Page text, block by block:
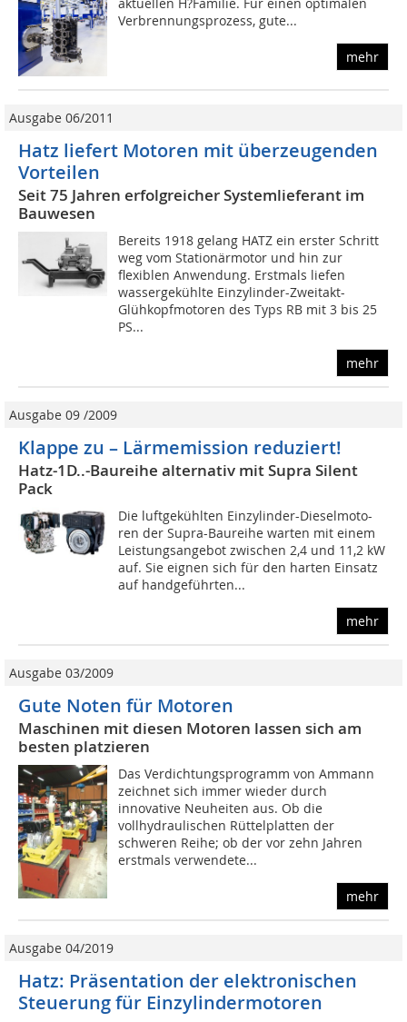
aktuellen H?Familie. Für einen optimalen
Verbrennungsprozess, gute...
mehr
Ausgabe 06/2011
Hatz liefert Motoren mit überzeugenden
Vorteilen
Seit 75 Jahren erfolgreicher Systemlieferant im
Bauwesen
Bereits 1918 gelang HATZ ein erster Schritt
weg vom Stationärmotor und hin zur
flexiblen Anwendung. Erstmals liefen
wassergekühlte Einzylinder-Zweitakt-
Glühkopfmotoren des Typs RB mit 3 bis 25
PS...
mehr
Ausgabe 09 /2009
Klappe zu – Lärmemission reduziert!
Hatz-1D..-Baureihe alternativ mit Supra Silent
Pack
Die luftgekühlten Einzylinder-Dieselmoto-
ren der Supra-Baureihe warten mit einem
Leistungsangebot zwischen 2,4 und 11,2 kW
auf. Sie eignen sich für den harten Einsatz
auf handgeführten...
mehr
Ausgabe 03/2009
Gute Noten für Motoren
Maschinen mit diesen Motoren lassen sich am
besten platzieren
Das Verdichtungsprogramm von Ammann
zeichnet sich immer wieder durch
innovative Neuheiten aus. Ob die
vollhydraulischen Rüttelplatten der
schweren Reihe; ob der vor zehn Jahren
erstmals verwendete...
mehr
Ausgabe 04/2019
Hatz: Präsentation der elektronischen
Steuerung für Einzylindermotoren